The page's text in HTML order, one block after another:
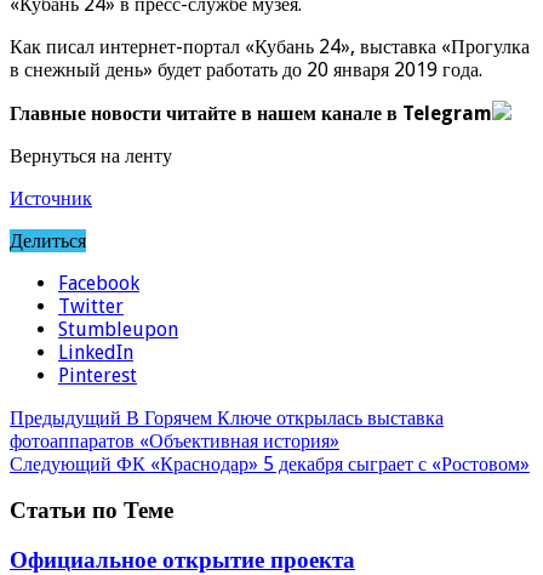
Как писал интернет-портал «Кубань 24», выставка «Прогулка
в снежный день» будет работать до 20 января 2019 года.
Главные новости читайте в нашем канале в Telegram
Вернуться на ленту
Источник
Делиться
Facebook
Twitter
Stumbleupon
LinkedIn
Pinterest
Предыдущий В Горячем Ключе открылась выставка
фотоаппаратов «Объективная история»
Следующий ФК «Краснодар» 5 декабря сыграет с «Ростовом»
Статьи по Теме
Официальное открытие проекта